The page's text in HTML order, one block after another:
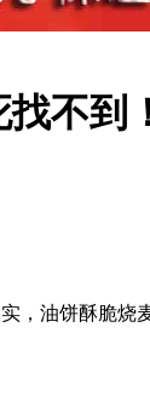
不到！
油饼酥脆